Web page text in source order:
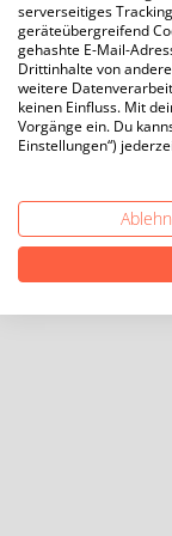
serverseitiges
geräteübergreifend
gehashte E-Mail-
Drittinhalte von
weitere
keinen Einfluss. Mit
Vorgänge ein. Du
Einstellungen“)